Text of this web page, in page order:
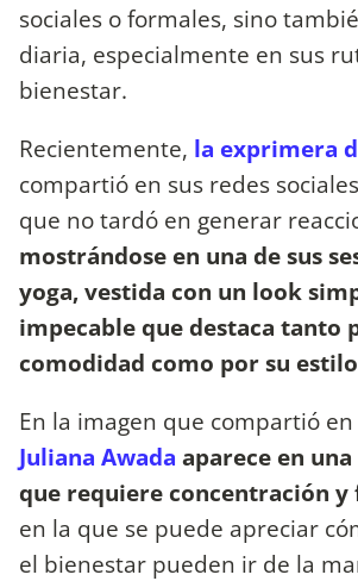
sociales o formales, sino
diaria, especialmente en sus
bienestar.
Recientemente, la exprimera
compartió en sus redes
que no tardó en generar
mostrándose en una de sus
yoga, vestida con un look
impecable que destaca tanto
comodidad como por su
En la imagen que compartió
Juliana Awada aparece en
que requiere concentración
en la que se puede apreciar
el bienestar pueden ir de la